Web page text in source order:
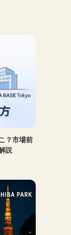
？市場前
説